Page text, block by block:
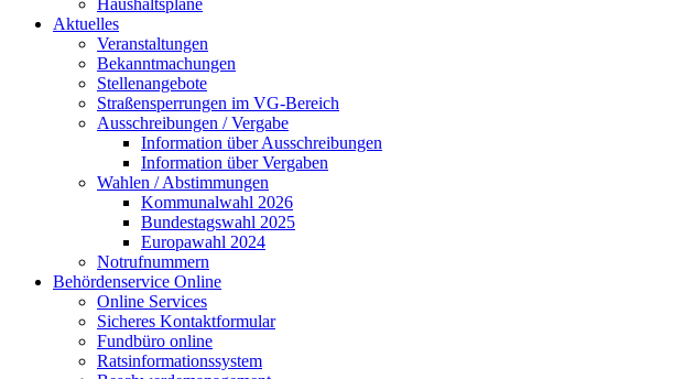
Haushaltspläne
Aktuelles
Veranstaltungen
Bekanntmachungen
Stellenangebote
Straßensperrungen im VG-Bereich
Ausschreibungen / Vergabe
Information über Ausschreibungen
Information über Vergaben
Wahlen / Abstimmungen
Kommunalwahl 2026
Bundestagswahl 2025
Europawahl 2024
Notrufnummern
Behördenservice Online
Online Services
Sicheres Kontaktformular
Fundbüro online
Ratsinformationssystem